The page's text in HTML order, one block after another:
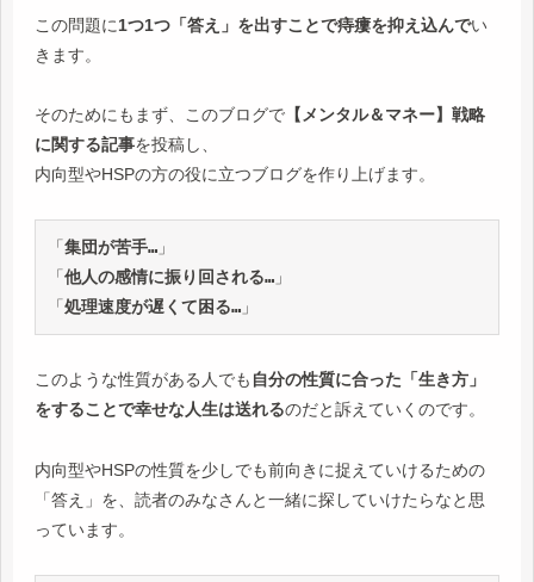
この問題に1つ1つ「答え」を出すことで痔瘻を抑え込んでい
きます。
そのためにもまず、このブログで 【メンタル＆マネー】戦略
に関する記事を投稿し、
内向型やHSPの方の役に立つブログを作り上げます。
「集団が苦手… 」
「他人の感情に振り回される… 」
「処理速度が遅くて困る… 」
このような性質がある人でも 自分の性質に合った「生き方」
をすることで幸せな人生は送れるのだと訴えていくのです。
内向型やHSPの性質を少しでも前向きに捉えていけるための
「答え」を、読者のみなさんと一緒に探していけたらなと思
っています。